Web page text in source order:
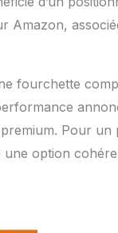
Amazon,
fourchette
Pour
option